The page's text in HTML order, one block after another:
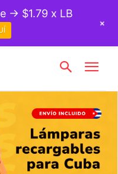
→ $1.79 x LB
+